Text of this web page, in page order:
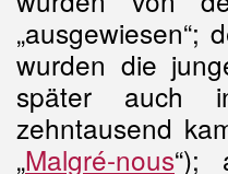
„ausgewiesen“;
wurden die
später
zehntausend
„Malgré-nous“);